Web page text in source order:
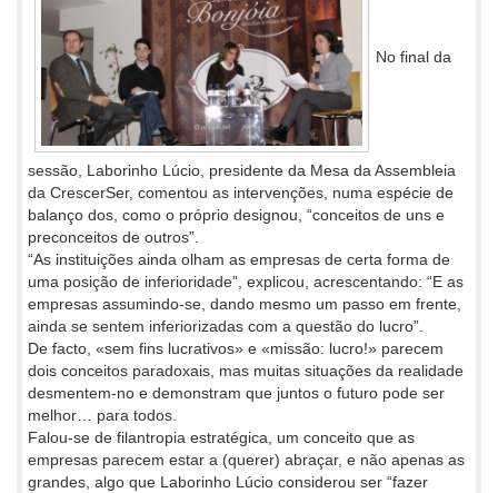
No final da
sessão, Laborinho Lúcio, presidente da Mesa da Assembleia
da CrescerSer, comentou as intervenções, numa espécie de
balanço dos, como o próprio designou, “conceitos de uns e
preconceitos de outros”.
“As instituições ainda olham as empresas de certa forma de
uma posição de inferioridade”, explicou, acrescentando: “E as
empresas assumindo-se, dando mesmo um passo em frente,
ainda se sentem inferiorizadas com a questão do lucro”.
De facto, «sem fins lucrativos» e «missão: lucro!» parecem
dois conceitos paradoxais, mas muitas situações da realidade
desmentem-no e demonstram que juntos o futuro pode ser
melhor… para todos.
Falou-se de filantropia estratégica, um conceito que as
empresas parecem estar a (querer) abraçar, e não apenas as
grandes, algo que Laborinho Lúcio considerou ser “fazer